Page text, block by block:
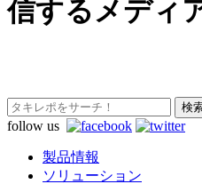
信するメディ
follow us
製品情報
ソリューション